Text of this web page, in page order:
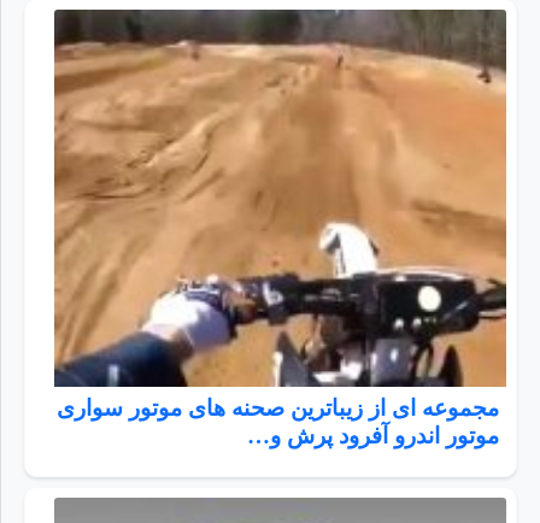
مجموعه ای از زیباترین صحنه های موتور سواری
موتور اندرو آفرود پرش و…